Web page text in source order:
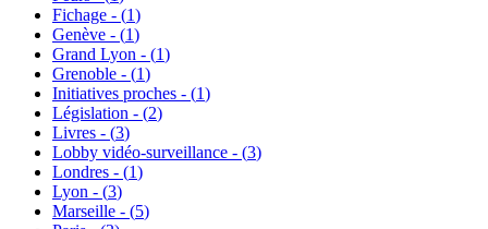
Fichage - (1)
Genève - (1)
Grand Lyon - (1)
Grenoble - (1)
Initiatives proches - (1)
Législation - (2)
Livres - (3)
Lobby vidéo-surveillance - (3)
Londres - (1)
Lyon - (3)
Marseille - (5)